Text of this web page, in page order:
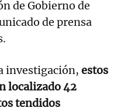
de Gobierno de
de prensa
investigación, estos
localizado 42
tendidos